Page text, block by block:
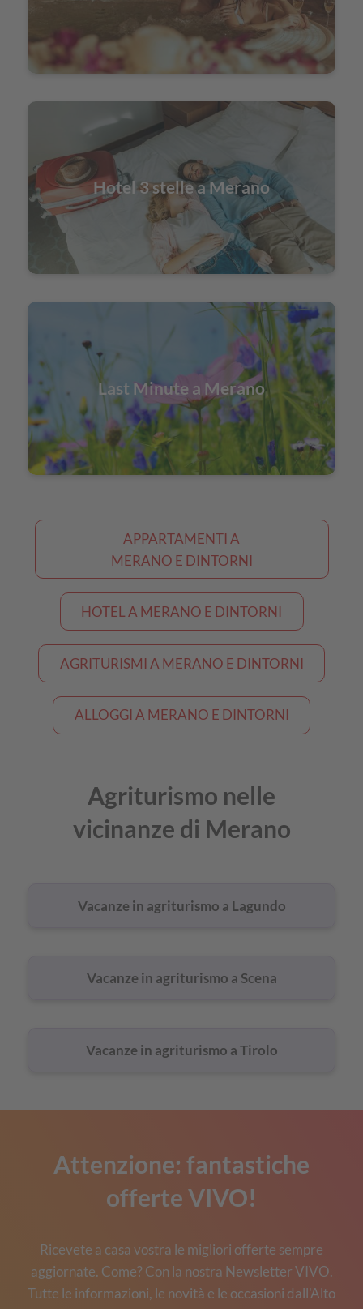
Hotel 3 stelle a Merano
Last Minute a Merano
APPARTAMENTI A
MERANO E DINTORNI
HOTEL A MERANO E DINTORNI
AGRITURISMI A MERANO E DINTORNI
ALLOGGI A MERANO E DINTORNI
Agriturismo nelle
vicinanze di Merano
Vacanze in agriturismo a Lagundo
Vacanze in agriturismo a Scena
Vacanze in agriturismo a Tirolo
Attenzione: fantastiche
offerte VIVO!
Ricevete a casa vostra le migliori offerte sempre
aggiornate. Come? Con la nostra Newsletter VIVO.
Tutte le informazioni, le novità e le occasioni dall'Alto